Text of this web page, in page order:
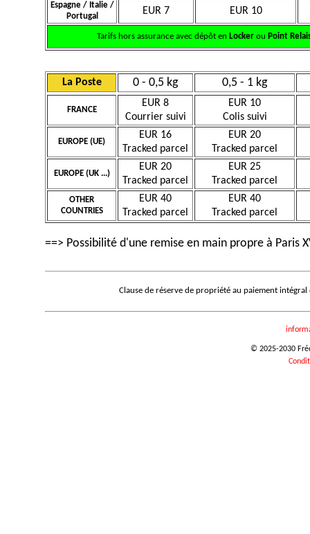
Espagne / Italie /
Portugal
EUR 7 EUR 10
Tarifs hors assurance avec dépôt en Lockerou Point
La Poste 0 - 0,5 kg 0,5 - 1 kg
FRANCE
EUR 8
Courrier suivi
EUR 10
Colis suivi
EUROPE (UE)
EUR 16
Tracked parcel
EUR 20
Tracked parcel
EUROPE (UK ...)
EUR 20
Tracked parcel
EUR 25
Tracked parcel
OTHER
COUNTRIES
EUR 40
Tracked parcel
EUR 40
Tracked parcel
==> Possibilité d'une remise en main propre à Paris
Clause de réserve de propriété au paiement
© 2025-2030